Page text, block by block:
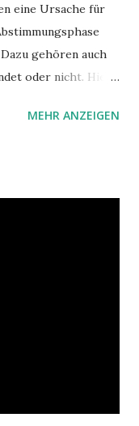
eine Ursache für
gehören auch
oder nicht. Hier
MEHR ANZEIGEN